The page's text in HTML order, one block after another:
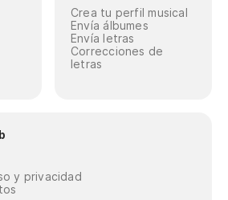
Crea tu perfil musical
Envía álbumes
Envía letras
Correcciones de
letras
y privacidad